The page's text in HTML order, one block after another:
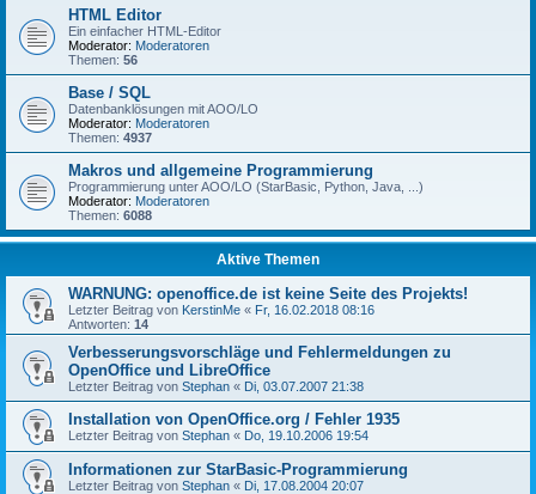
HTML Editor
Ein einfacher HTML-Editor
Moderator: Moderatoren
Themen: 56
Base / SQL
Datenbanklösungen mit AOO/LO
Moderator: Moderatoren
Themen: 4937
Makros und allgemeine Programmierung
Programmierung unter AOO/LO (StarBasic, Python, Java, ...)
Moderator: Moderatoren
Themen: 6088
Aktive Themen
WARNUNG: openoffice.de ist keine Seite des Projekts!
Letzter Beitrag von KerstinMe « Fr, 16.02.2018 08:16
Antworten: 14
Verbesserungsvorschläge und Fehlermeldungen zu
OpenOffice und LibreOffice
Letzter Beitrag von Stephan « Di, 03.07.2007 21:38
Installation von OpenOffice.org / Fehler 1935
Letzter Beitrag von Stephan « Do, 19.10.2006 19:54
Informationen zur StarBasic-Programmierung
Letzter Beitrag von Stephan « Di, 17.08.2004 20:07